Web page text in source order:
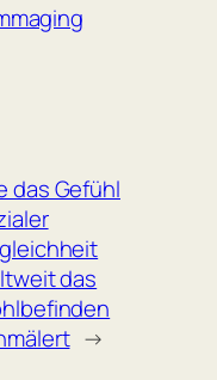
das Gefühl
das
→